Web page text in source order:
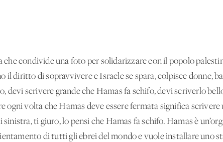
condivide una foto per solidarizzare con il popolo
il diritto di sopravvivere e Israele se spara, colpisce donne,
devi scrivere grande che Hamas fa schifo, devi scriverlo
ogni volta che Hamas deve essere fermata significa scrivere
ti giuro, lo pensi che Hamas fa schifo. Hamas è
di tutti gli ebrei del mondo e vuole installare uno